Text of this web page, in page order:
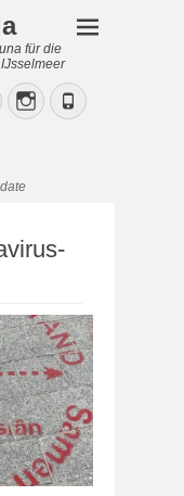
für die
YouTubeInstagram
Phone